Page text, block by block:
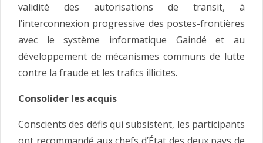
validité des autorisations de transit, à
l’interconnexion progressive des postes-frontières
avec le système informatique Gaindé et au
développement de mécanismes communs de lutte
contre la fraude et les trafics illicites.
Consolider les acquis
Conscients des défis qui subsistent, les participants